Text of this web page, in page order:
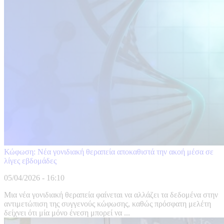
Κώφωση: Νέα γονιδιακή θεραπεία αποκαθιστά την ακοή μέσα σε
λίγες εβδομάδες
05/04/2026 - 16:10
Μια νέα γονιδιακή θεραπεία φαίνεται να αλλάζει τα δεδομένα στην
αντιμετώπιση της συγγενούς κώφωσης, καθώς πρόσφατη μελέτη
δείχνει ότι μία μόνο ένεση μπορεί να ...